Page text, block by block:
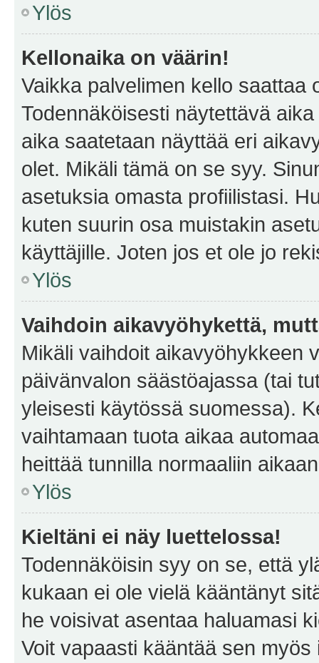
Ylös
Kellonaika on väärin!
Vaikka palvelimen kello saattaa
Todennäköisesti näytettävä
aika saatetaan näyttää eri
olet. Mikäli tämä on se syy.
asetuksia omasta profiilistasi.
kuten suurin osa muistakin
käyttäjille. Joten jos et ole jo
Ylös
Vaihdoin aikavyöhykettä,
Mikäli vaihdoit aikavyöhykkeen
päivänvalon säästöajassa (tai
yleisesti käytössä suomessa).
vaihtamaan tuota aikaa
heittää tunnilla normaaliin
Ylös
Kieltäni ei näy luettelossa!
Todennäköisin syy on se, että
kukaan ei ole vielä kääntänyt
he voisivat asentaa haluamasi
Voit vapaasti kääntää sen